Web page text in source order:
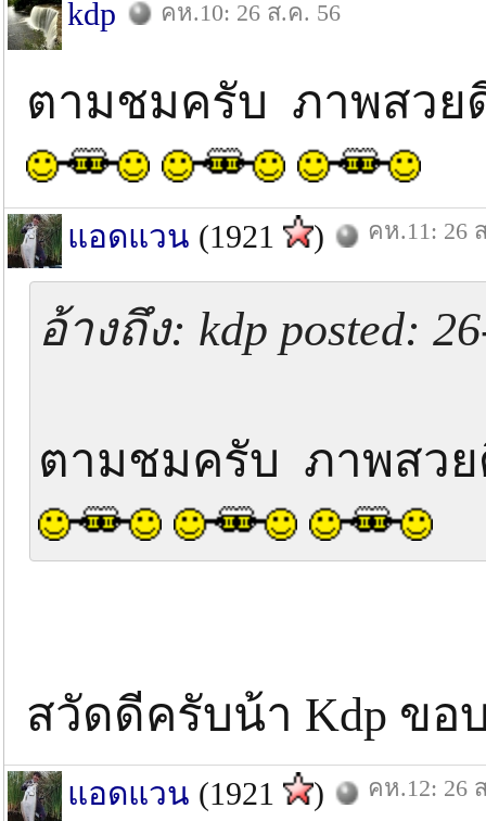
kdp คห.10: 26 ส.ค. 56
ตามชมครับ ภาพสว
แอดแวน (1921 ) คห.11: 26
อ้างถึง: kdp posted:
ตามชมครับ ภาพสว
สวัดดีครับน้า Kdp ข
แอดแวน (1921 ) คห.12: 26